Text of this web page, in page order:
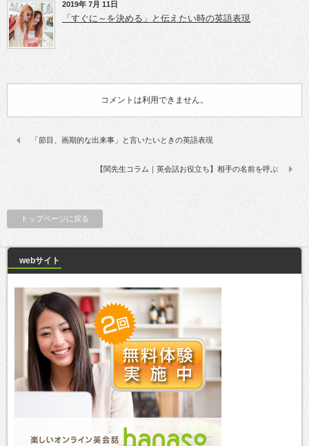
2019年 7月 11日
「すぐに～を決める」と伝えたい時の英語表現
コメントは利用できません。
「節目、画期的な出来事」と言いたいときの英語表現
【関先生コラム｜英会話お役立ち】相手の名前を呼ぶ
トップページに戻る
webサイト